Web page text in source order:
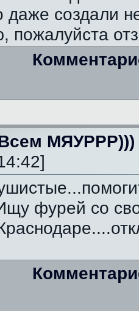
даже создали
пожалуйста
МЯУРРР)))
фурей со